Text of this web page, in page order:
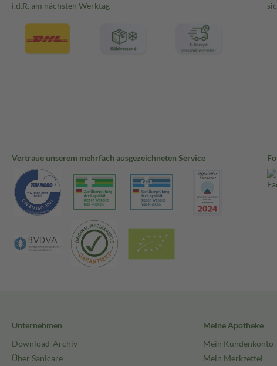
i.d.R. am nächsten Werktag
Vertraue unserem mehrfach ausgezeichneten Service
Unternehmen
Download-Archiv
Über Sanicare
Meine Apotheke
Mein Kundenkonto
Mein Merkzettel